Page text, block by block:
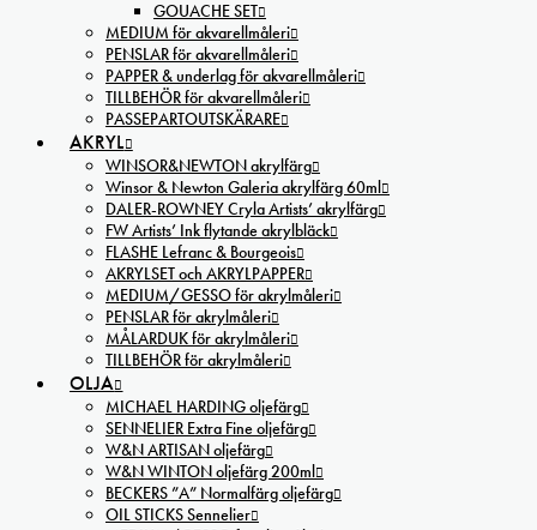
GOUACHE SET
MEDIUM för akvarellmåleri
PENSLAR för akvarellmåleri
PAPPER & underlag för akvarellmåleri
TILLBEHÖR för akvarellmåleri
PASSEPARTOUTSKÄRARE
AKRYL
WINSOR&NEWTON akrylfärg
Winsor & Newton Galeria akrylfärg 60ml
DALER-ROWNEY Cryla Artists’ akrylfärg
FW Artists’ Ink flytande akrylbläck
FLASHE Lefranc & Bourgeois
AKRYLSET och AKRYLPAPPER
MEDIUM/GESSO för akrylmåleri
PENSLAR för akrylmåleri
MÅLARDUK för akrylmåleri
TILLBEHÖR för akrylmåleri
OLJA
MICHAEL HARDING oljefärg
SENNELIER Extra Fine oljefärg
W&N ARTISAN oljefärg
W&N WINTON oljefärg 200ml
BECKERS ”A” Normalfärg oljefärg
OIL STICKS Sennelier